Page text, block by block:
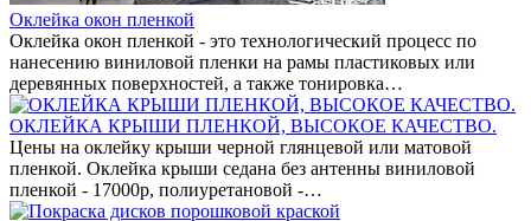
Оклейка окон пленкой
Оклейка окон пленкой - это технологический процесс по
нанесению виниловой пленки на рамы пластиковых или
деревянных поверхностей, а также тонировка…
ОКЛЕЙКА КРЫШИ ПЛЕНКОЙ, ВЫСОКОЕ КАЧЕСТВО.
Цены на оклейку крыши черной глянцевой или матовой
пленкой. Оклейка крыши седана без антенны виниловой
пленкой - 17000р, полиуретановой -…